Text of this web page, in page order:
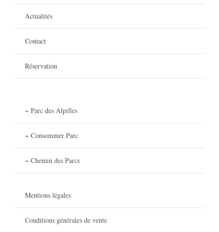
Actualités
Contact
Réservation
~ Parc des Alpilles
~ Consommer Parc
~ Chemin des Parcs
Mentions légales
Conditions générales de vente